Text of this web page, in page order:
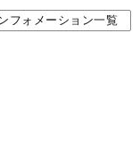
フォメーション一覧